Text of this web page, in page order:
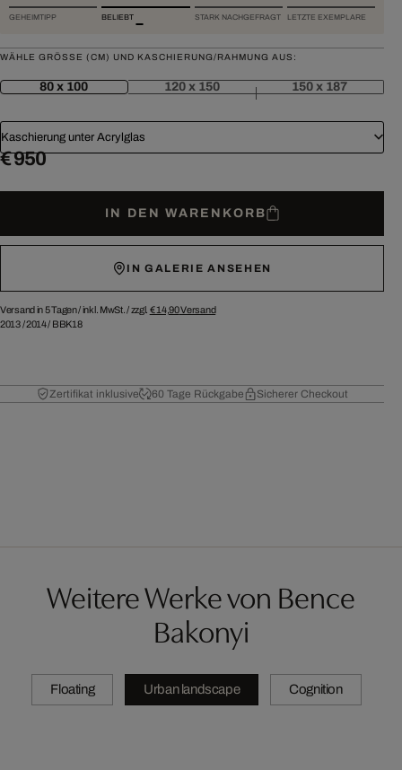
GEHEIMTIPP BELIEBT STARK NACHGEFRAGT LETZTE EXEMPLARE
WÄHLE GRÖSSE (CM) UND KASCHIERUNG/RAHMUNG AUS:
80 x 100 120 x 150 150 x 187
Kaschierung unter Acrylglas
€ 950
IN DEN WARENKORB
IN GALERIE ANSEHEN
Versand in 5 Tagen /inkl. MwSt. / zzgl. € 14,90Versand
2013/2014/ BBK18
Zertifikat inklusive 60 Tage Rückgabe Sicherer Checkout
Weitere Werke von Bence
Bakonyi
Floating Urban landscape Cognition